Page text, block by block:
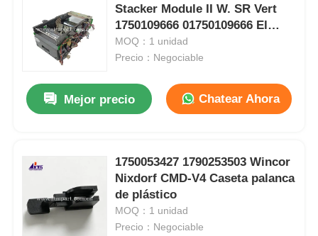
Productos
Videos
Stacker Module II W. SR Vert
1750109666 01750109666 El
módulo de emplazamiento de
los equipos de ensamblaje de
los equipos de ensamblaje
MOQ：1 unidad
Precio：Negociable
Mejor precio Chatear Ahora
1750053427 1790253503 Wincor
Nixdorf CMD-V4 Caseta palanca
de plástico
MOQ：1 unidad
Precio：Negociable